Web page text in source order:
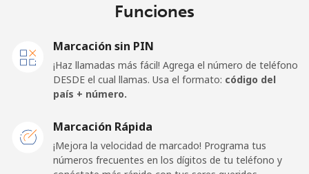
Línea fija
⁦3.9¢⁩
Togo
Línea fija ⁦42.5¢⁩ 23 min por ⁦$10⁩ -
Funciones
Marcación sin PIN
¡Haz llamadas más fácil! Agrega el número de teléfono
DESDE el cual llamas. Usa el formato: código del
país + número.
Marcación Rápida
¡Mejora la velocidad de marcado! Programa tus
números frecuentes en los dígitos de tu teléfono y